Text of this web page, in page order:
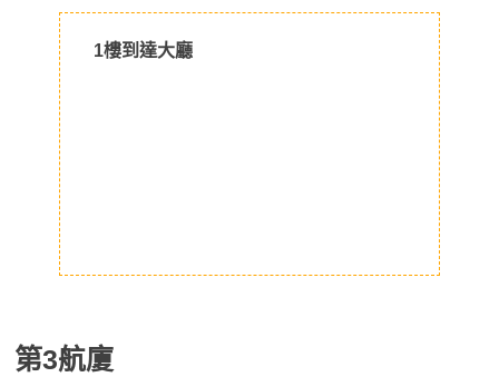
1樓到達大廳
第3航廈